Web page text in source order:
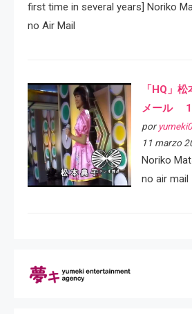
first time in several years] Noriko
no Air Mail
「HQ」
メール
por
11 marzo
Noriko
no air mail